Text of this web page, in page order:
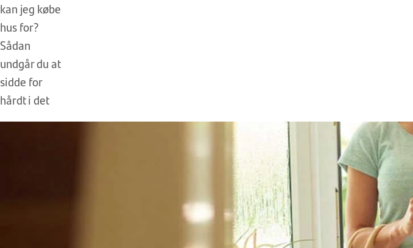
kan jeg købe
hus for?
Sådan
undgår du at
sidde for
hårdt i det